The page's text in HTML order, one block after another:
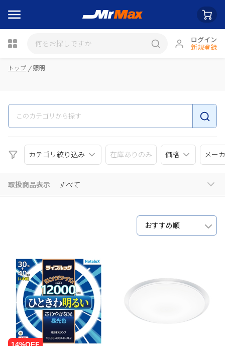
ログイン
新規登録
瓶詰
トップ 照明
カテゴリ絞り込み 在庫ありのみ 価格 メー
取扱商品表示 すべて
おすすめ順